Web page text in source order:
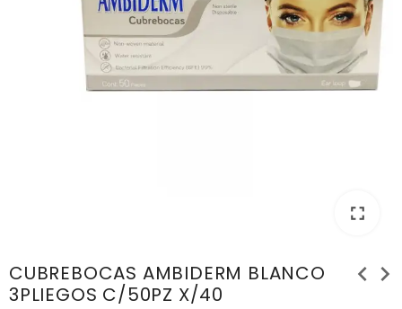
fullscreen
CUBREBOCAS AMBIDERM BLANCO
3PLIEGOS C/50PZ X/40
chevron_left chevron_right